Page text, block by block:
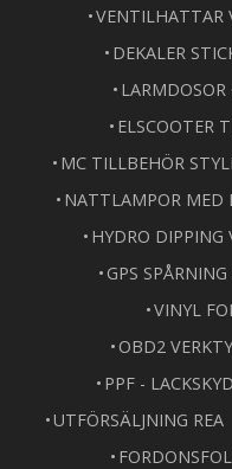
VENTILHATTAR
DEKALER
LARMDOSOR
ELSCOOTER
MC TILLBEHÖR
NATTLAMPOR MED
HYDRO DIPPING
GPS
VINYL
OBD2
PPF -
UTFÖRSÄLJNING REA